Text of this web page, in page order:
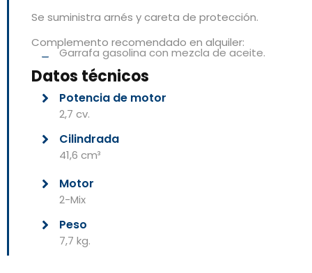
Se suministra arnés y careta de protección.
Complemento recomendado en alquiler:
Garrafa gasolina con mezcla de aceite.
Datos técnicos
Potencia de motor
2,7 cv.
Cilindrada
41,6 cm³
Motor
2-Mix
Peso
7,7 kg.